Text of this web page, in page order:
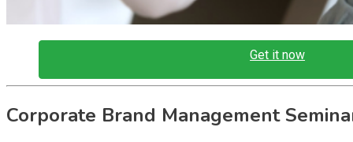
Get it now
Corporate Brand Management